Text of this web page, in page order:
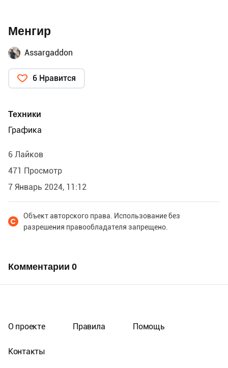
Менгир
Assargaddon
6 Нравится
Техники
Графика
6 Лайков
471 Просмотр
7 Январь 2024, 11:12
Объект авторского права. Использование без
разрешения правообладателя запрещено.
Комментарии 0
О проекте Правила Помощь
Контакты